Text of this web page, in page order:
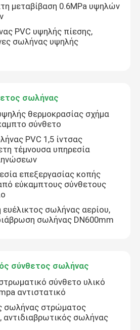
μεταβίβαση 0.6MPa υψηλών
PVC υψηλής πίεσης,
σωλήνας υψηλής
σωλήνας
θερμοκρασίας σχήμα
σύνθετο
PVC 1,5 ίντσας
τέμνουσα υπηρεσία
επεξεργασίας κοπής
εύκαμπτους σύνθετους
ευέλικτος σωλήνας αερίου,
σωλήνας DN600mm
σύνθετος σωλήνας
σύνθετο υλικό
αντιστατικό
σωλήνας στρώματος
αντιδιαβρωτικός σωλήνας